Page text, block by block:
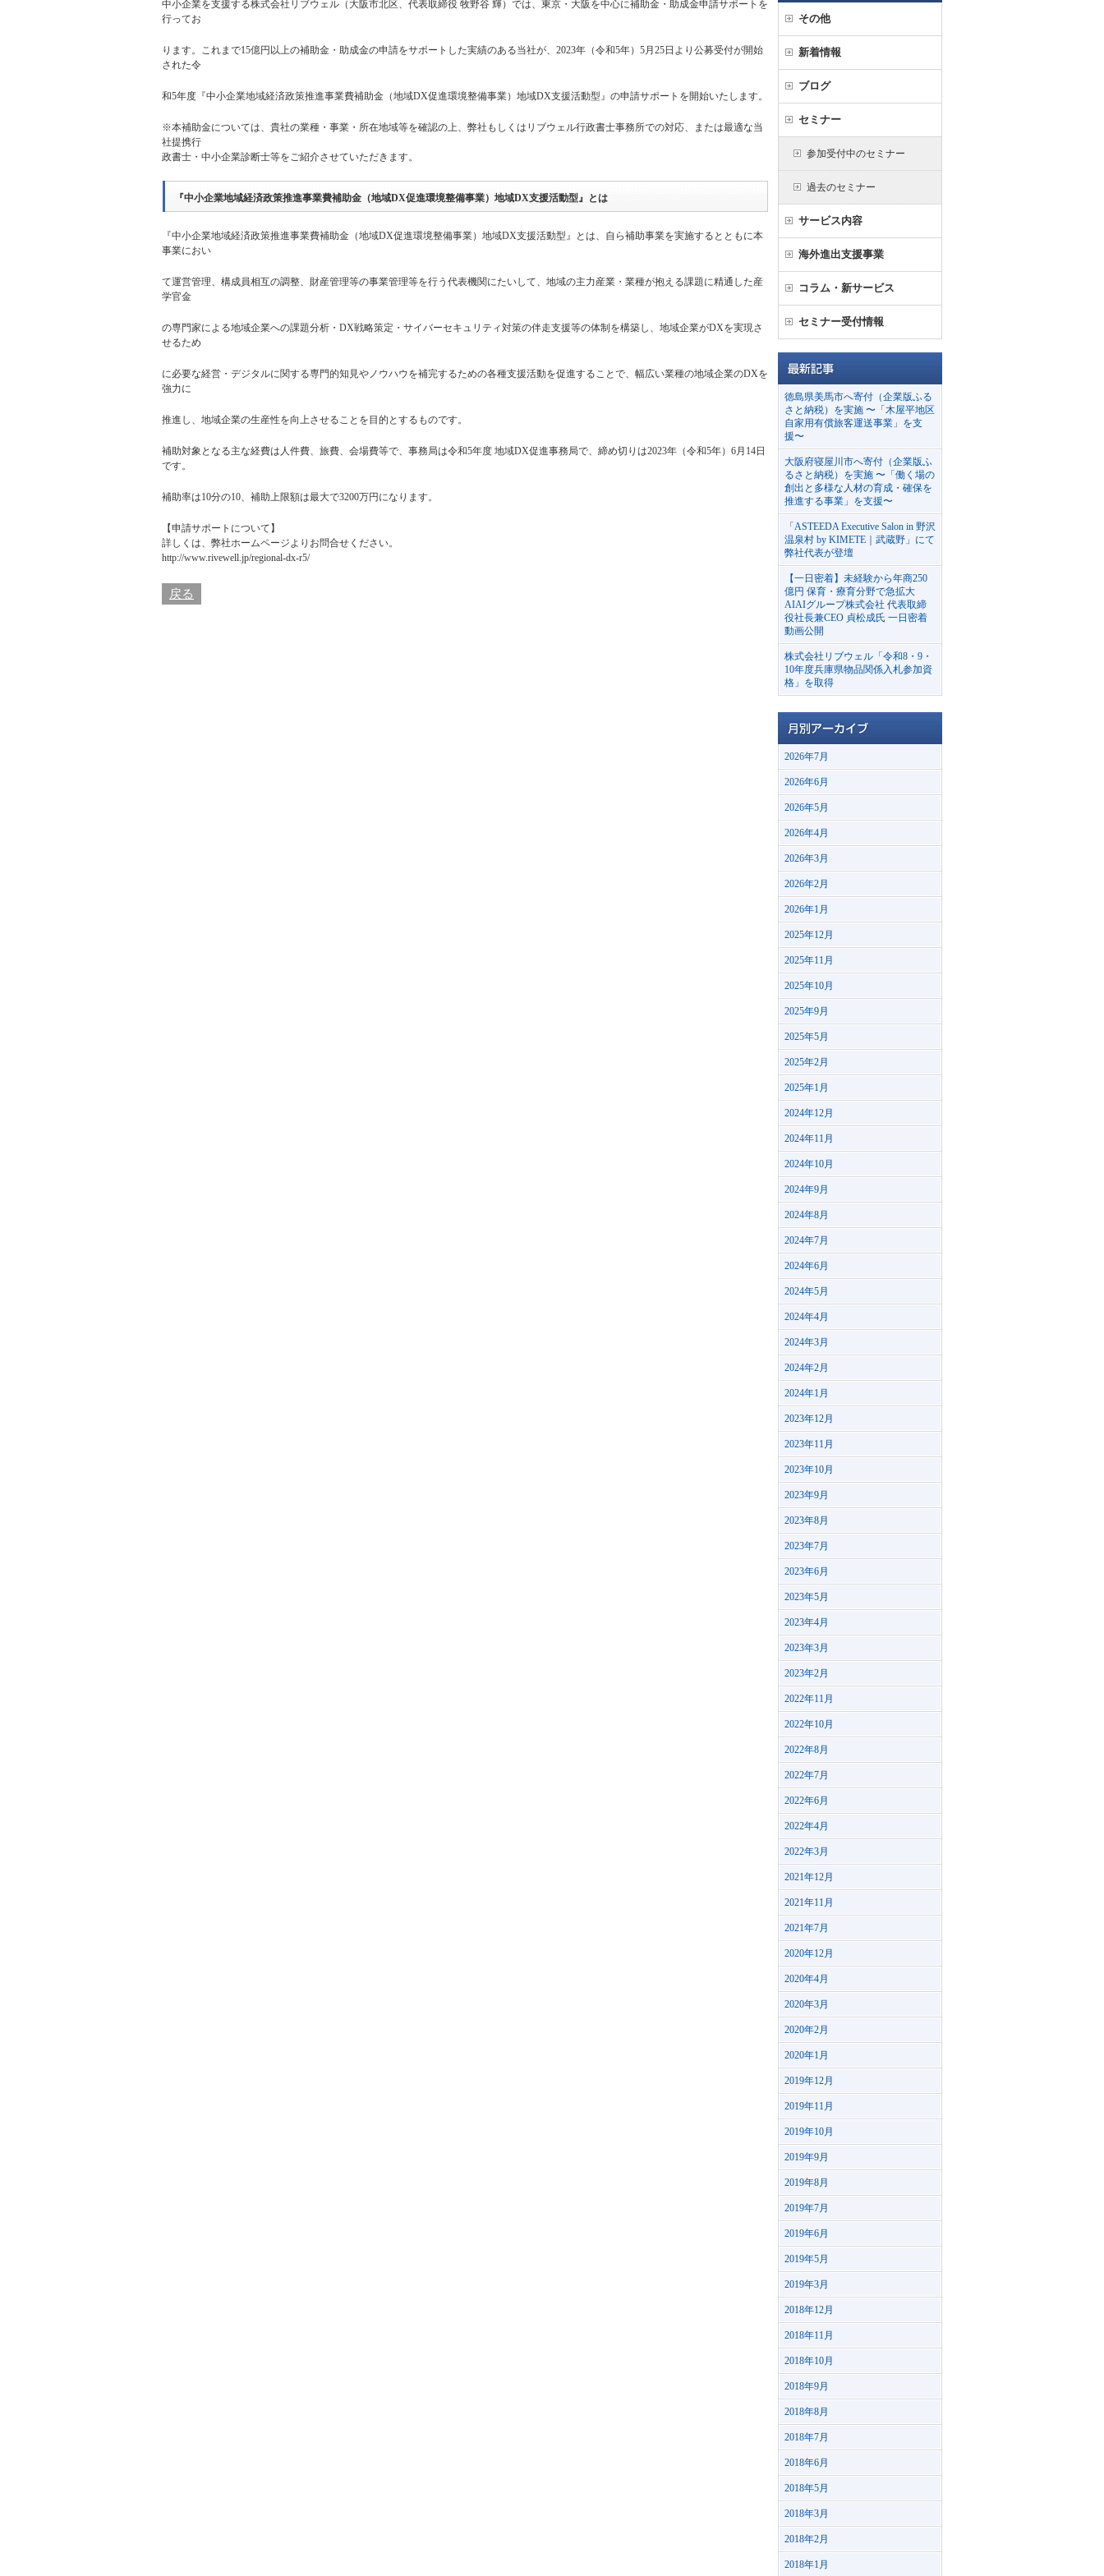
中小企業を支援する株式会社リブウェル（大阪市北区、代表取締役 牧野谷 輝）では、東京・大阪を中心に補助金・助成金申請サポートを
行ってお
ります。これまで15億円以上の補助金・助成金の申請をサポートした実績のある当社が、2023年（令和5年）5月25日より公募受付が開始
された令
和5年度『中小企業地域経済政策推進事業費補助金（地域DX促進環境整備事業）地域DX支援活動型』の申請サポートを開始いたします。
※本補助金については、貴社の業種・事業・所在地域等を確認の上、弊社もしくはリブウェル行政書士事務所での対応、または最適な当
社提携行
政書士・中小企業診断士等をご紹介させていただきます。
『中小企業地域経済政策推進事業費補助金（地域DX促進環境整備事業）地域DX支援活動型』とは
『中小企業地域経済政策推進事業費補助金（地域DX促進環境整備事業）地域DX支援活動型』とは、自ら補助事業を実施するとともに本
事業におい
て運営管理、構成員相互の調整、財産管理等の事業管理等を行う代表機関にたいして、地域の主力産業・業種が抱える課題に精通した産
学官金
の専門家による地域企業への課題分析・DX戦略策定・サイバーセキュリティ対策の伴走支援等の体制を構築し、地域企業がDXを実現さ
せるため
に必要な経営・デジタルに関する専門的知見やノウハウを補完するための各種支援活動を促進することで、幅広い業種の地域企業のDXを
強力に
推進し、地域企業の生産性を向上させることを目的とするものです。
補助対象となる主な経費は人件費、旅費、会場費等で、事務局は令和5年度 地域DX促進事務局で、締め切りは2023年（令和5年）6月14日
です。
補助率は10分の10、補助上限額は最大で3200万円になります。
【申請サポートについて】
詳しくは、 弊社ホームページよりお問合せください。
http://www.rivewell.jp/regional-dx-r5/
戻る
その他
新着情報
ブログ
セミナー
参加受付中のセミナー
過去のセミナー
サービス内容
海外進出支援事業
コラム・新サービス
セミナー受付情報
徳島県美馬市へ寄付（企業版ふる
さと納税）を実施 〜「木屋平地区
自家用有償旅客運送事業」を支
援〜
大阪府寝屋川市へ寄付（企業版ふ
るさと納税）を実施 〜「働く場の
創出と多様な人材の育成・確保を
推進する事業」を支援〜
「ASTEEDA Executive Salon in 野沢
温泉村 by KIMETE｜武蔵野」にて
弊社代表が登壇
【一日密着】未経験から年商250
億円 保育・療育分野で急拡大
AIAIグループ株式会社 代表取締
役社長兼CEO 貞松成氏 一日密着
動画公開
株式会社リブウェル「令和8・9・
10年度兵庫県物品関係入札参加資
格」を取得
2026年7月
2026年6月
2026年5月
2026年4月
2026年3月
2026年2月
2026年1月
2025年12月
2025年11月
2025年10月
2025年9月
2025年5月
2025年2月
2025年1月
2024年12月
2024年11月
2024年10月
2024年9月
2024年8月
2024年7月
2024年6月
2024年5月
2024年4月
2024年3月
2024年2月
2024年1月
2023年12月
2023年11月
2023年10月
2023年9月
2023年8月
2023年7月
2023年6月
2023年5月
2023年4月
2023年3月
2023年2月
2022年11月
2022年10月
2022年8月
2022年7月
2022年6月
2022年4月
2022年3月
2021年12月
2021年11月
2021年7月
2020年12月
2020年4月
2020年3月
2020年2月
2020年1月
2019年12月
2019年11月
2019年10月
2019年9月
2019年8月
2019年7月
2019年6月
2019年5月
2019年3月
2018年12月
2018年11月
2018年10月
2018年9月
2018年8月
2018年7月
2018年6月
2018年5月
2018年3月
2018年2月
2018年1月